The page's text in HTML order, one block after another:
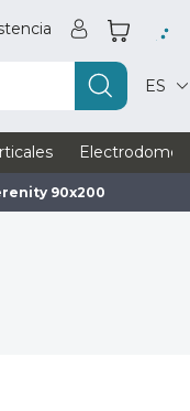
ES
90x200